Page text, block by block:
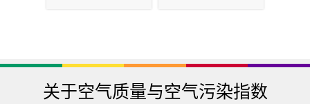
关于空气质量与空气污染指数